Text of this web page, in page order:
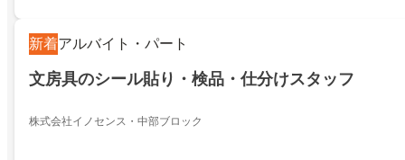
新着アルバイト・パート
文房具のシール貼り・検品・仕分けスタッフ
株式会社イノセンス・中部ブロック